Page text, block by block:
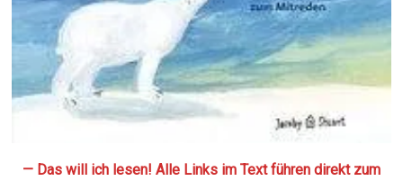
— Das will ich lesen! Alle Links im Text führen direkt zum